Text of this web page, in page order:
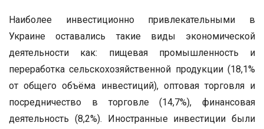
Наиболее инвестиционно привлекательными в
Украине оставались такие виды экономической
деятельности как: пищевая промышленность и
переработка сельскохозяйственной продукции (18,1%
от общего объёма инвестиций), оптовая торговля и
посредничество в торговле (14,7%), финансовая
деятельность (8,2%). Иностранные инвестиции были